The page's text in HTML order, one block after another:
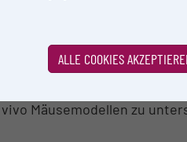
kann die
ermöglicht werden. Es wird
Mäusemodellen zu
ALLE COOKIES